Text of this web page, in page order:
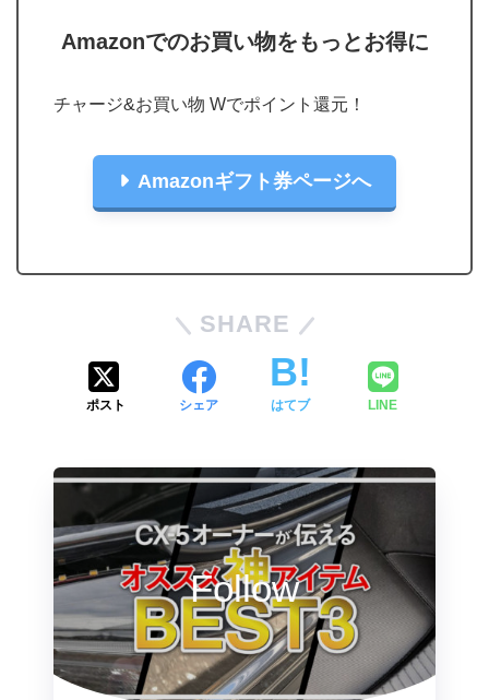
Amazonでのお買い物をもっとお得に
チャージ&お買い物 Wでポイント還元！
Amazonギフト券ページへ
SHARE
ポスト シェア はてブ LINE
Follow